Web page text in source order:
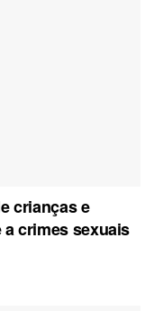
crianças e
crimes sexuais